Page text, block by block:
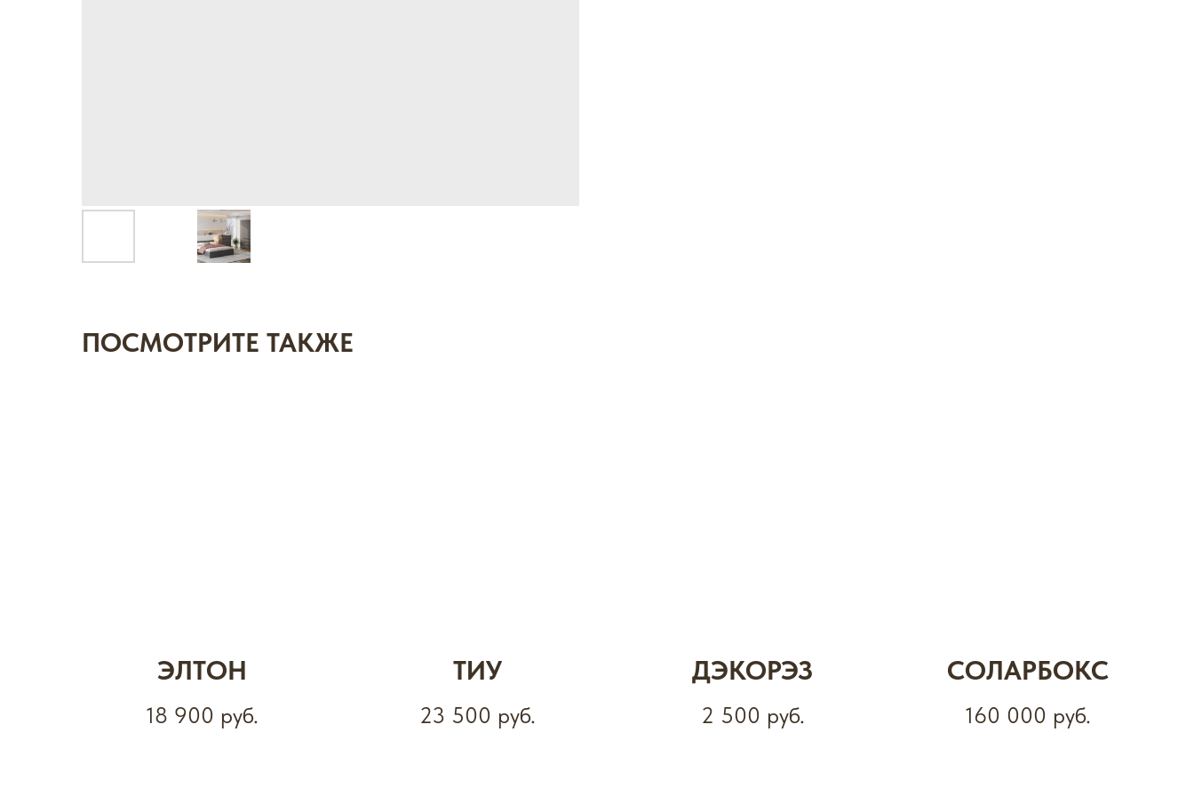
ПОСМОТРИТЕ ТАКЖЕ
ЭЛТОН
18 900 руб.
ТИУ
23 500 руб.
ДЭКОРЭЗ
2 500 руб.
СОЛАРБОКС
160 000 руб.